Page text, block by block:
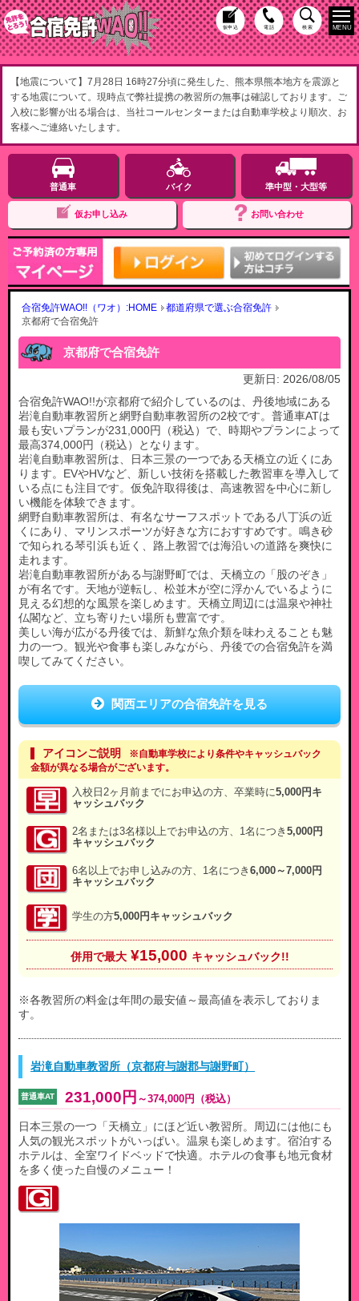
仮申込 電話 検索
【地震について】7月28日 16時27分頃に発生した、熊本県熊本地方を震源と
する地震について。現時点で弊社提携の教習所の無事は確認しております。ご
入校に影響が出る場合は、当社コールセンターまたは自動車学校より順次、お
客様へご連絡いたします。
普通車 バイク 準中型・大型等
仮お申し込み お問い合わせ
MENU
合宿免許WAO!!（ワオ）:HOME
都道府県で選ぶ合宿免許
京都府で合宿免許
京都府で合宿免許
更新日: 2026/08/05
合宿免許WAO!!が京都府で紹介しているのは、丹後地域にある
岩滝自動車教習所と網野自動車教習所の2校です。普通車ATは
最も安いプランが231,000円（税込）で、時期やプランによって
最高374,000円（税込）となります。
岩滝自動車教習所は、日本三景の一つである天橋立の近くにあ
ります。EVやHVなど、新しい技術を搭載した教習車を導入して
いる点にも注目です。仮免許取得後は、高速教習を中心に新し
い機能を体験できます。
網野自動車教習所は、有名なサーフスポットである八丁浜の近
くにあり、マリンスポーツが好きな方におすすめです。鳴き砂
で知られる琴引浜も近く、路上教習では海沿いの道路を爽快に
走れます。
岩滝自動車教習所がある与謝野町では、天橋立の「股のぞき」
が有名です。天地が逆転し、松並木が空に浮かんでいるように
見える幻想的な風景を楽しめます。天橋立周辺には温泉や神社
仏閣など、立ち寄りたい場所も豊富です。
美しい海が広がる丹後では、新鮮な魚介類を味わえることも魅
力の一つ。観光や食事も楽しみながら、丹後での合宿免許を満
喫してみてください。
関西エリアの合宿免許を見る
アイコンご説明
※自動車学校により条件やキャッシュバック
金額が異なる場合がございます。
入校日2ヶ月前までにお申込の方、卒業時に5,000円キ
ャッシュバック
2名または3名様以上でお申込の方、1名につき5,000円
キャッシュバック
6名以上でお申し込みの方、1名につき6,000～7,000円
キャッシュバック
学生の方5,000円キャッシュバック
併用で最大 ¥15,000 キャッシュバック!!
※各教習所の料金は年間の最安値～最高値を表示しておりま
す。
岩滝自動車教習所（京都府与謝郡与謝野町）
普通車AT 231,000円 ～374,000円 （税込）
日本三景の一つ「天橋立」にほど近い教習所。周辺には他にも
人気の観光スポットがいっぱい。温泉も楽しめます。宿泊する
ホテルは、全室ワイドベッドで快適。ホテルの食事も地元食材
を多く使った自慢のメニュー！